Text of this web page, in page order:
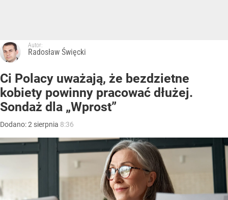
Autor:
Radosław Święcki
Ci Polacy uważają, że bezdzietne
kobiety powinny pracować dłużej.
Sondaż dla „Wprost”
Dodano:2 sierpnia 8:36